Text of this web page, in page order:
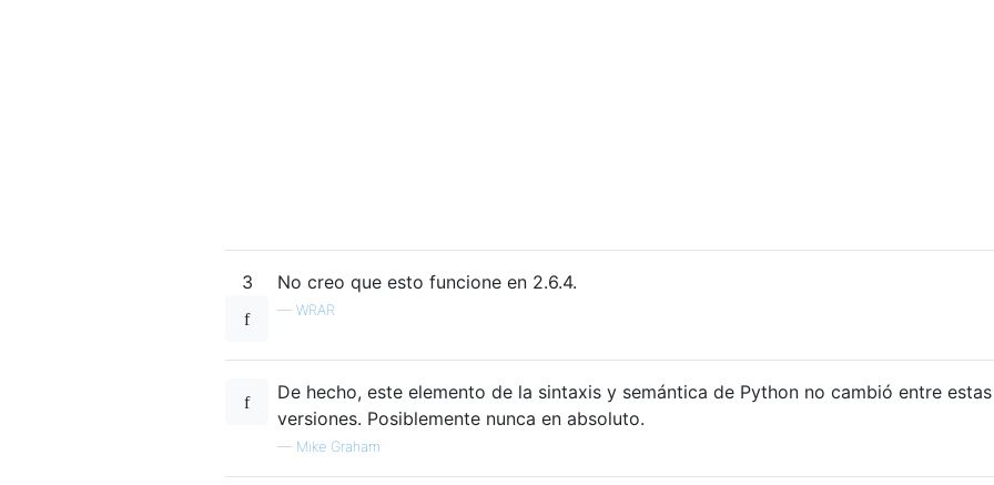
3 No creo que esto funcione en 2.6.4.
— WRAR
De hecho, este elemento de la sintaxis y semántica de Python no cambió entre estas
versiones. Posiblemente nunca en absoluto.
— Mike Graham